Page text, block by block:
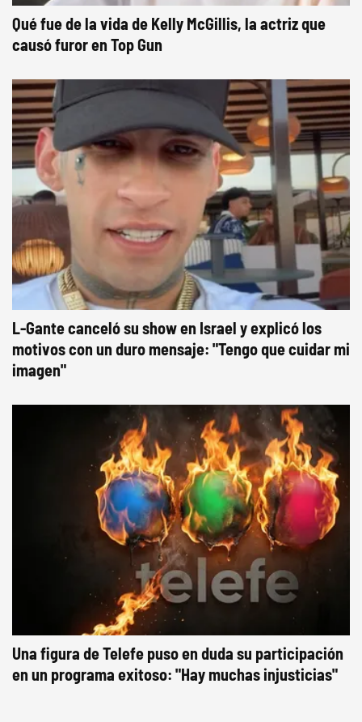
Qué fue de la vida de Kelly McGillis, la actriz que
causó furor en Top Gun
L-Gante canceló su show en Israel y explicó los
motivos con un duro mensaje: "Tengo que cuidar mi
imagen"
Una figura de Telefe puso en duda su participación
en un programa exitoso: "Hay muchas injusticias"